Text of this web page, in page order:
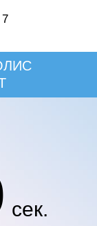
сек.